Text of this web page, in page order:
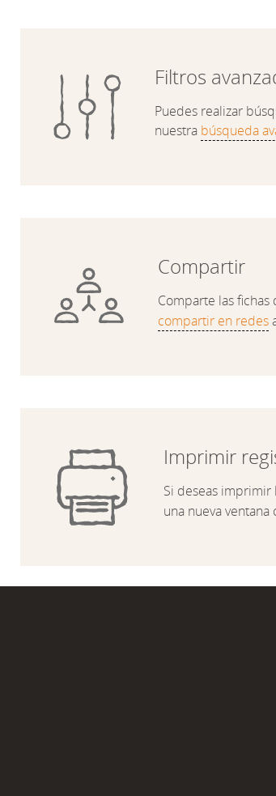
Filtros
Puedes realizar
nuestra búsqueda
Compartir
Comparte las
compartir en redes
Imprimir
Si deseas
una nueva